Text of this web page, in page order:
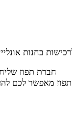
בחנות
חברת תפוז
מאפשר לכם